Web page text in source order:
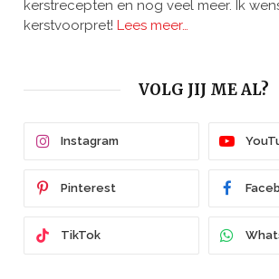
kerstrecepten en nog veel meer. Ik
kerstvoorpret! Lees meer…
VOLG JIJ ME AL?
Instagram
Pinterest
TikTok